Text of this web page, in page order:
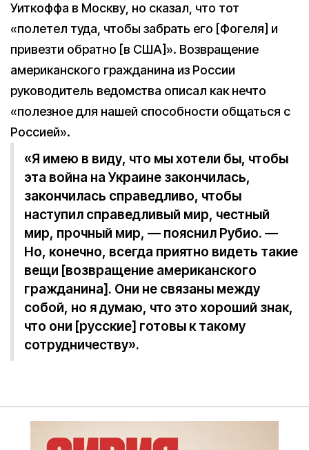
Уиткоффа в Москву, но сказал, что тот
«полетел туда, чтобы забрать его [Фогеля] и
привезти обратно [в США]». Возвращение
американского гражданина из России
руководитель ведомства описал как нечто
«полезное для нашей способности общаться с
Россией».
«Я имею в виду, что мы хотели бы, чтобы
эта война на Украине закончилась,
закончилась справедливо, чтобы
наступил справедливый мир, честный
мир, прочный мир, — пояснил Рубио. —
Но, конечно, всегда приятно видеть такие
вещи [возвращение американского
гражданина]. Они не связаны между
собой, но я думаю, что это хороший знак,
что они [русские] готовы к такому
сотрудничеству».